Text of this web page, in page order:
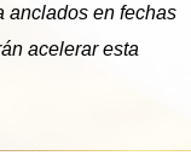
anclados en fechas
acelerar esta